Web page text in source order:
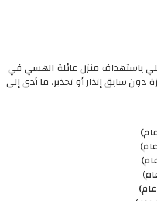
باستهداف منزل عائلة الهسي في
سابق إنذار أو تحذير، ما أدى إلى